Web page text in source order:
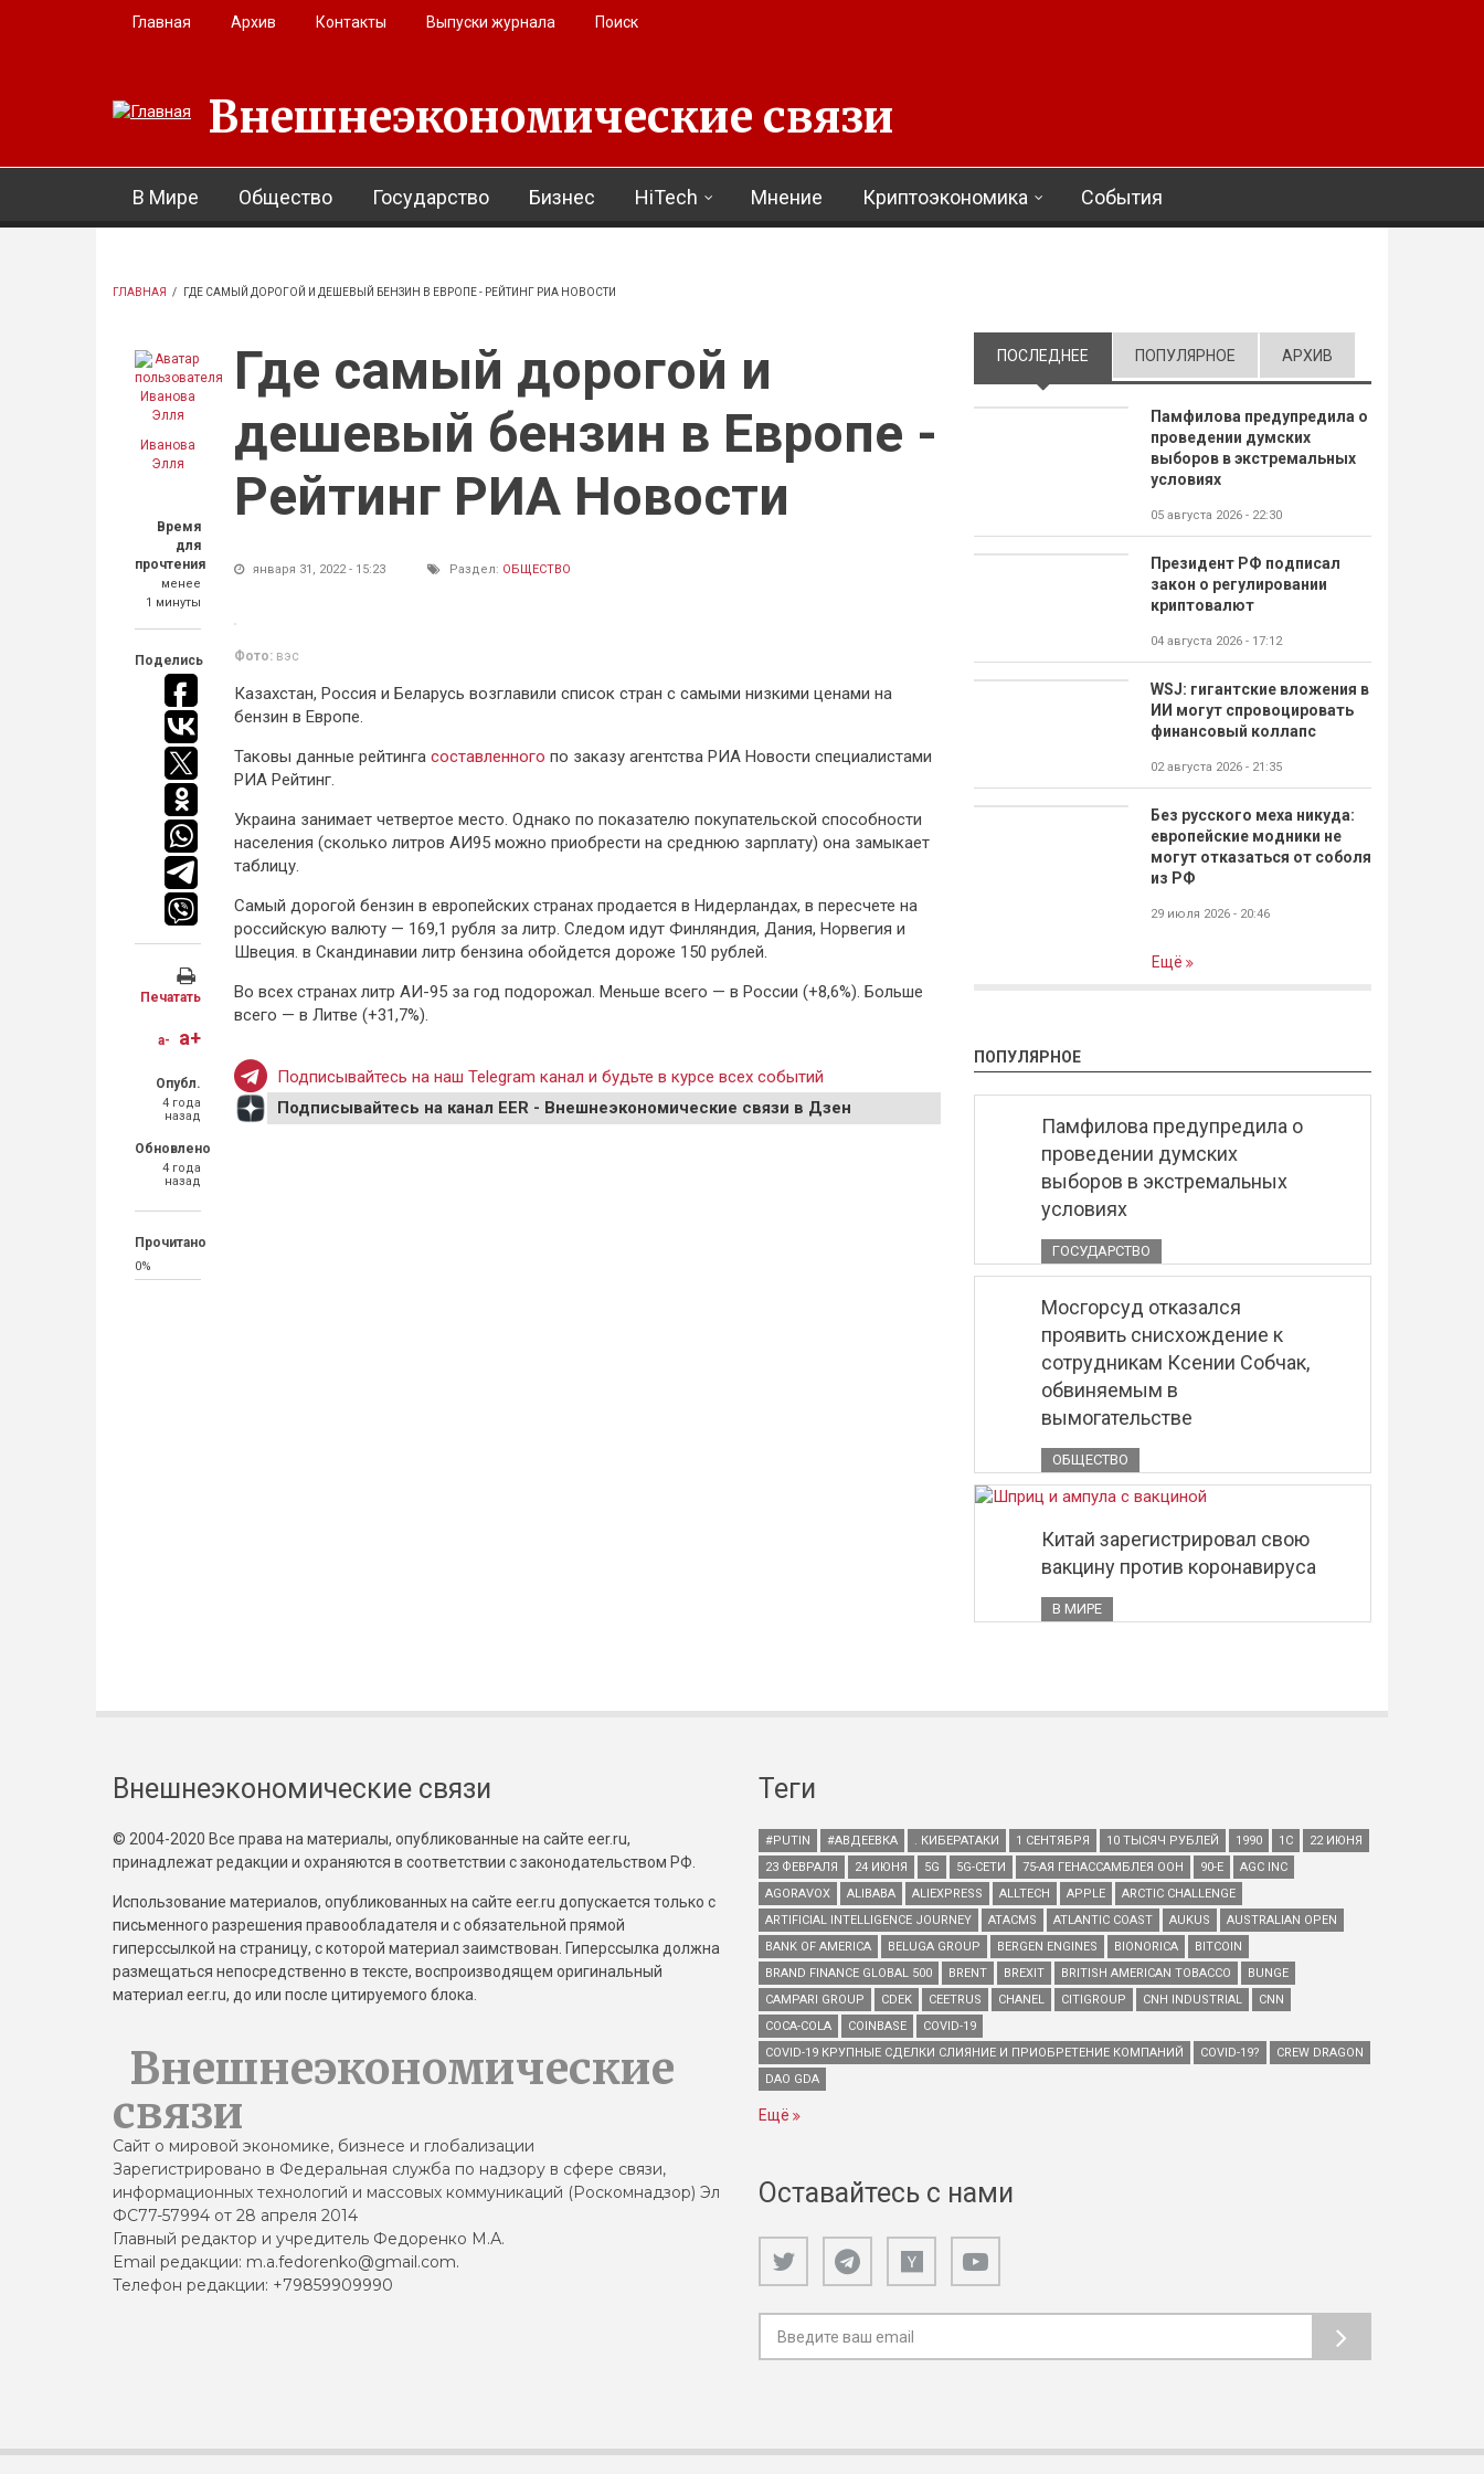
Перейти к основному содержанию
Главная Архив Контакты Выпуски журнала Поиск
Внешнеэкономические связи
В Мире Общество Государство Бизнес HiTech Мнение Криптоэкономика События
ГЛАВНАЯ / ГДЕ САМЫЙ ДОРОГОЙ И ДЕШЕВЫЙ БЕНЗИН В ЕВРОПЕ - РЕЙТИНГ РИА НОВОСТИ
Иванова
Элля
Время
для
прочтения
менее
1 минуты
Поделись
Печатать
a- a+
Опубл.
4 года
назад
Обновлено
4 года
назад
Прочитано
0%
Где самый дорогой и
дешевый бензин в Европе -
Рейтинг РИА Новости
января 31, 2022 - 15:23 Раздел: ОБЩЕСТВО
Фото: вэс
Казахстан, Россия и Беларусь возглавили список стран с самыми низкими ценами на
бензин в Европе.
Таковы данные рейтинга составленного по заказу агентства РИА Новости специалистами
РИА Рейтинг.
Украина занимает четвертое место. Однако по показателю покупательской способности
населения (сколько литров АИ95 можно приобрести на среднюю зарплату) она замыкает
таблицу.
Самый дорогой бензин в европейских странах продается в Нидерландах, в пересчете на
российскую валюту — 169,1 рубля за литр. Следом идут Финляндия, Дания, Норвегия и
Швеция. в Скандинавии литр бензина обойдется дороже 150 рублей.
Во всех странах литр АИ-95 за год подорожал. Меньше всего — в России (+8,6%). Больше
всего — в Литве (+31,7%).
Подписывайтесь на наш Telegram канал и будьте в курсе всех событий
Подписывайтесь на канал EER - Внешнеэкономические связи в Дзен
ПОСЛЕДНЕЕ (АКТИВНАЯ ВКЛАДКА)
ПОПУЛЯРНОЕ АРХИВ
Памфилова предупредила о
проведении думских
выборов в экстремальных
условиях
05 августа 2026 - 22:30
Президент РФ подписал
закон о регулировании
криптовалют
04 августа 2026 - 17:12
WSJ: гигантские вложения в
ИИ могут спровоцировать
финансовый коллапс
02 августа 2026 - 21:35
Без русского меха никуда:
европейские модники не
могут отказаться от соболя
из РФ
29 июля 2026 - 20:46
Ещё
ПОПУЛЯРНОЕ
Памфилова предупредила о
проведении думских
выборов в экстремальных
условиях
ГОСУДАРСТВО
Мосгорсуд отказался
проявить снисхождение к
сотрудникам Ксении Собчак,
обвиняемым в
вымогательстве
ОБЩЕСТВО
Китай зарегистрировал свою
вакцину против коронавируса
В МИРЕ
Внешнеэкономические связи
© 2004-2020 Все права на материалы, опубликованные на сайте eer.ru,
принадлежат редакции и охраняются в соответствии с законодательством РФ.
Использование материалов, опубликованных на сайте eer.ru допускается только с
письменного разрешения правообладателя и с обязательной прямой
гиперссылкой на страницу, с которой материал заимствован. Гиперссылка должна
размещаться непосредственно в тексте, воспроизводящем оригинальный
материал eer.ru, до или после цитируемого блока.
Внешнеэкономические
связи
Сайт о мировой экономике, бизнесе и глобализации
Зарегистрировано в Федеральная служба по надзору в сфере связи,
информационных технологий и массовых коммуникаций (Роскомнадзор) Эл
ФС77-57994 от 28 апреля 2014
Главный редактор и учредитель Федоренко М.А.
Email редакции: m.a.fedorenko@gmail.com.
Телефон редакции: +79859909990
Теги
#PUTIN #АВДЕЕВКА . КИБЕРАТАКИ 1 СЕНТЯБРЯ 10 ТЫСЯЧ РУБЛЕЙ 1990 1С
22 ИЮНЯ
23 ФЕВРАЛЯ
24 ИЮНЯ 5G 5G-СЕТИ 75-АЯ ГЕНАССАМБЛЕЯ ООН 90-Е
AGC INC
AGORAVOX
ALIBABA ALIEXPRESS ALLTECH APPLE
ARCTIC CHALLENGE
ARTIFICIAL INTELLIGENCE JOURNEY
ATACMS ATLANTIC COAST AUKUS
AUSTRALIAN OPEN
BANK OF AMERICA
BELUGA GROUP BERGEN ENGINES BIONORICA
BITCOIN
BRAND FINANCE GLOBAL 500
BRENT BREXIT BRITISH AMERICAN TOBACCO
BUNGE
CAMPARI GROUP
CDEK CEETRUS CHANEL CITIGROUP CNH INDUSTRIAL
CNN
COCA-COLA
COINBASE
COVID-19
COVID-19 КРУПНЫЕ СДЕЛКИ СЛИЯНИЕ И ПРИОБРЕТЕНИЕ КОМПАНИЙ
COVID-19?
CREW DRAGON
DAO GDA
Ещё
Оставайтесь с нами